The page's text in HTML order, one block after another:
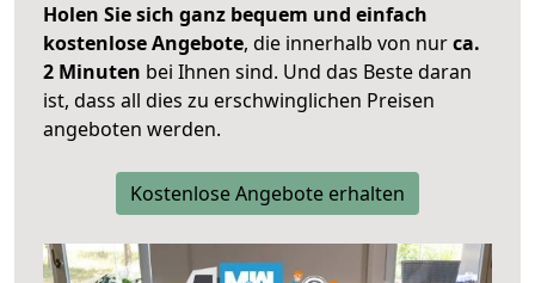
Holen Sie sich ganz bequem und einfach
kostenlose Angebote, die innerhalb von nurca.
2 Minuten bei Ihnen sind. Und das Beste daran
ist, dass all dies zu erschwinglichen Preisen
angeboten werden.
Kostenlose Angebote erhalten